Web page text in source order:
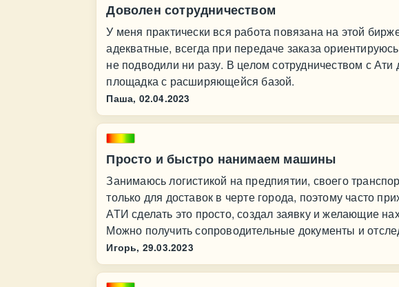
Доволен сотрудничеством
У меня практически вся работа повязана на этой
адекватные, всегда при передаче заказа
не подводили ни разу. В целом сотрудничеством с
площадка с расширяющейся базой.
Паша, 02.04.2023
Просто и быстро нанимаем машины
Занимаюсь логистикой на предпиятии, своего
только для доставок в черте города, поэтому часто
АТИ сделать это просто, создал заявку и желающие
Можно получить сопроводительные документы и
Игорь, 29.03.2023